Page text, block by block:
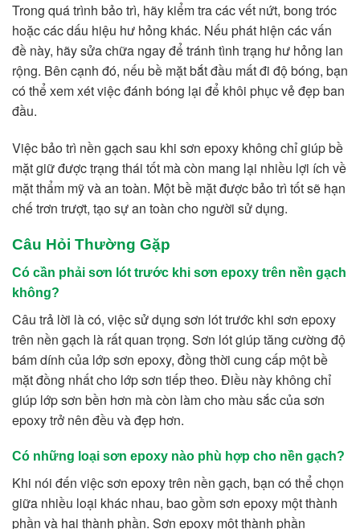
Trong quá trình bảo trì, hãy kiểm tra các vết nứt, bong tróc
hoặc các dấu hiệu hư hỏng khác. Nếu phát hiện các vấn
đề này, hãy sửa chữa ngay để tránh tình trạng hư hỏng lan
rộng. Bên cạnh đó, nếu bề mặt bắt đầu mất đi độ bóng, bạn
có thể xem xét việc đánh bóng lại để khôi phục vẻ đẹp ban
đầu.
Việc bảo trì nền gạch sau khi sơn epoxy không chỉ giúp bề
mặt giữ được trạng thái tốt mà còn mang lại nhiều lợi ích về
mặt thẩm mỹ và an toàn. Một bề mặt được bảo trì tốt sẽ hạn
chế trơn trượt, tạo sự an toàn cho người sử dụng.
Câu Hỏi Thường Gặp
Có cần phải sơn lót trước khi sơn epoxy trên nền gạch
không?
Câu trả lời là có, việc sử dụng sơn lót trước khi sơn epoxy
trên nền gạch là rất quan trọng. Sơn lót giúp tăng cường độ
bám dính của lớp sơn epoxy, đồng thời cung cấp một bề
mặt đồng nhất cho lớp sơn tiếp theo. Điều này không chỉ
giúp lớp sơn bền hơn mà còn làm cho màu sắc của sơn
epoxy trở nên đều và đẹp hơn.
Có những loại sơn epoxy nào phù hợp cho nền gạch?
Khi nói đến việc sơn epoxy trên nền gạch, bạn có thể chọn
giữa nhiều loại khác nhau, bao gồm sơn epoxy một thành
phần và hai thành phần. Sơn epoxy một thành phần